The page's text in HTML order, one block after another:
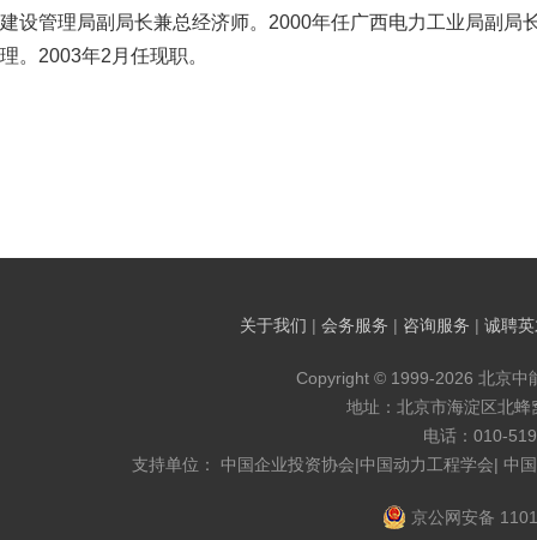
建设管理局副局长兼总经济师。2000年任广西电力工业局副局
理。2003年2月任现职。
关于我们 | 会务服务 | 咨询服务 | 诚聘
Copyright © 1999-2026 北京中
地址：北京市海淀区北
电话：010-
支持单位： 中国企业投资协会|中国动力工程学会| 中
京公网安备